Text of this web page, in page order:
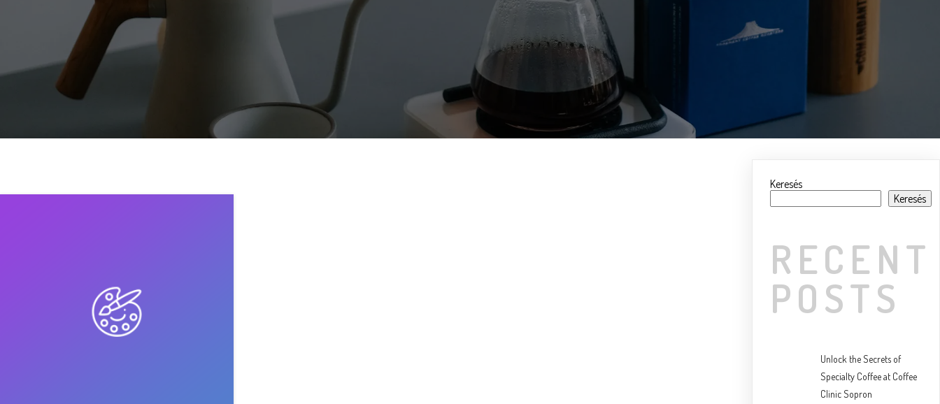
Keresés
Keresés
RECENT
POSTS
Unlock the Secrets of
Specialty Coffee at Coffee
Clinic Sopron